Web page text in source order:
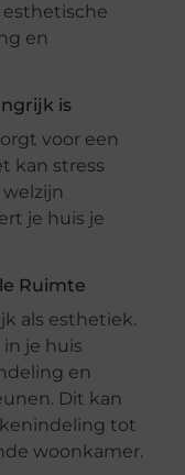
en
is
voor een
kan stress
je huis je
Ruimte
als esthetiek.
je huis
en
Dit kan
tot
woonkamer.